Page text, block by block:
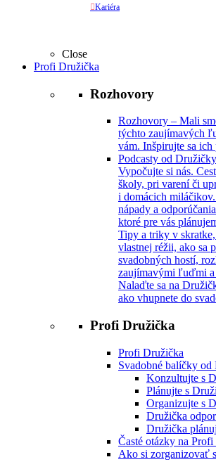
Kariéra
Close
Profi Družička
Rozhovory
Rozhovory – Mali
týchto zaujímavých
vám. Inšpirujte sa ich
Podcasty od Družičky
Vypočujte si nás.
školy, pri varení či
i domácich
nápady a
ktoré pre vás
Tipy a triky v
vlastnej réžii, ako sa
svadobných hostí,
zaujímavými ľuďmi a
Nalaďte sa na
ako vhupnete do
Profi Družička
Profi Družička
Svadobné balíčky
Konzultujte s
Plánujte s
Organizujte s
Družička
Družička
Časté otázky na
Ako si zorganizovať